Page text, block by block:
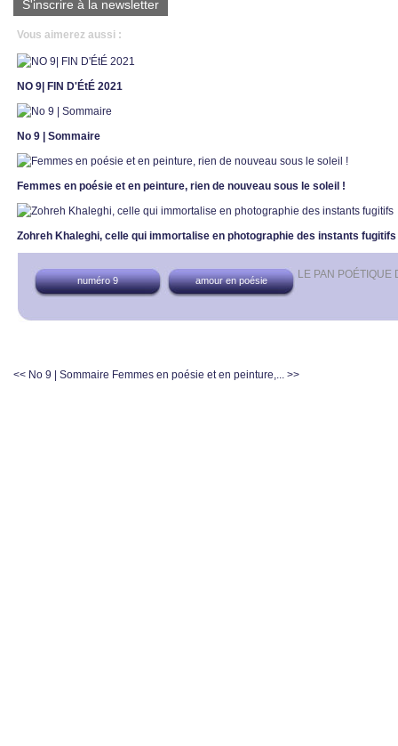
S'inscrire à la newsletter
Vous aimerez aussi :
NO 9| FIN D'ÉtÉ 2021
No 9 | Sommaire
Femmes en poésie et en peinture, rien de nouveau sous le soleil !
Zohreh Khaleghi, celle qui immortalise en photographie des instants fugitifs
LE PAN POÉTIQUE
numéro 9 amour en poésie
<< No 9 | Sommaire Femmes en poésie et en peinture,... >>